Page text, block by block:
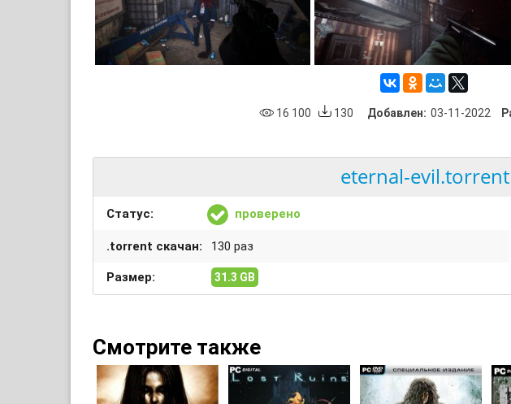
16 100 130 Добавлен: 03-11-2022
eternal-evil.torrent
Статус: проверено
.torrent скачан: 130 раз
Размер: 31.3 GB
Смотрите также